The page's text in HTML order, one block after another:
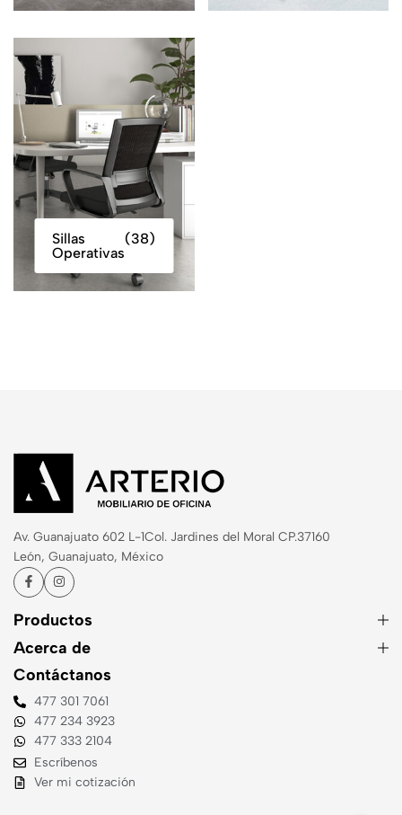
Sillas
Operativas
(38)
Av. Guanajuato 602 L-1Col. Jardines del Moral CP.37160
León, Guanajuato, México
Productos
Acerca de
Contáctanos
477 301 7061
477 234 3923
477 333 2104
Escríbenos
Ver mi cotización